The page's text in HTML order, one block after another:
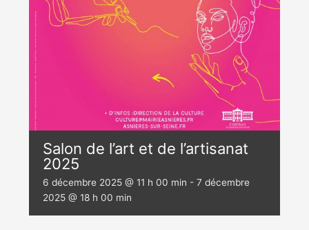
Salon de l’art et de l’artisanat
2025
6 décembre 2025 @ 11 h 00 min -7 décembre
2025 @ 18 h 00 min